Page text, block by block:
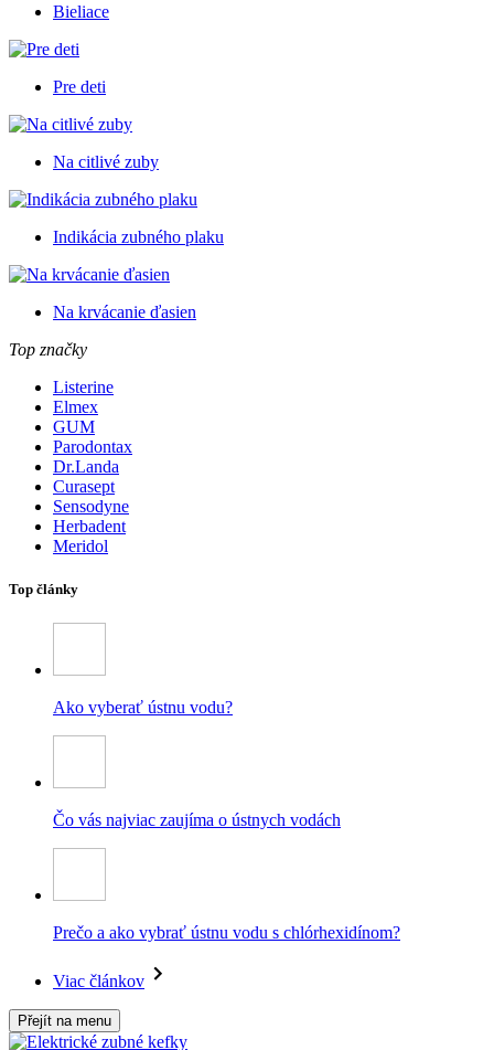
Bieliace
Pre deti
Na citlivé zuby
Indikácia zubného plaku
Na krvácanie ďasien
Top značky
Listerine
Elmex
GUM
Parodontax
Dr.Landa
Curasept
Sensodyne
Herbadent
Meridol
Top články
Ako vyberať ústnu vodu?
Čo vás najviac zaujíma o ústnych vodách
Prečo a ako vybrať ústnu vodu s chlórhexidínom?
Viac článkov
Přejít na menu